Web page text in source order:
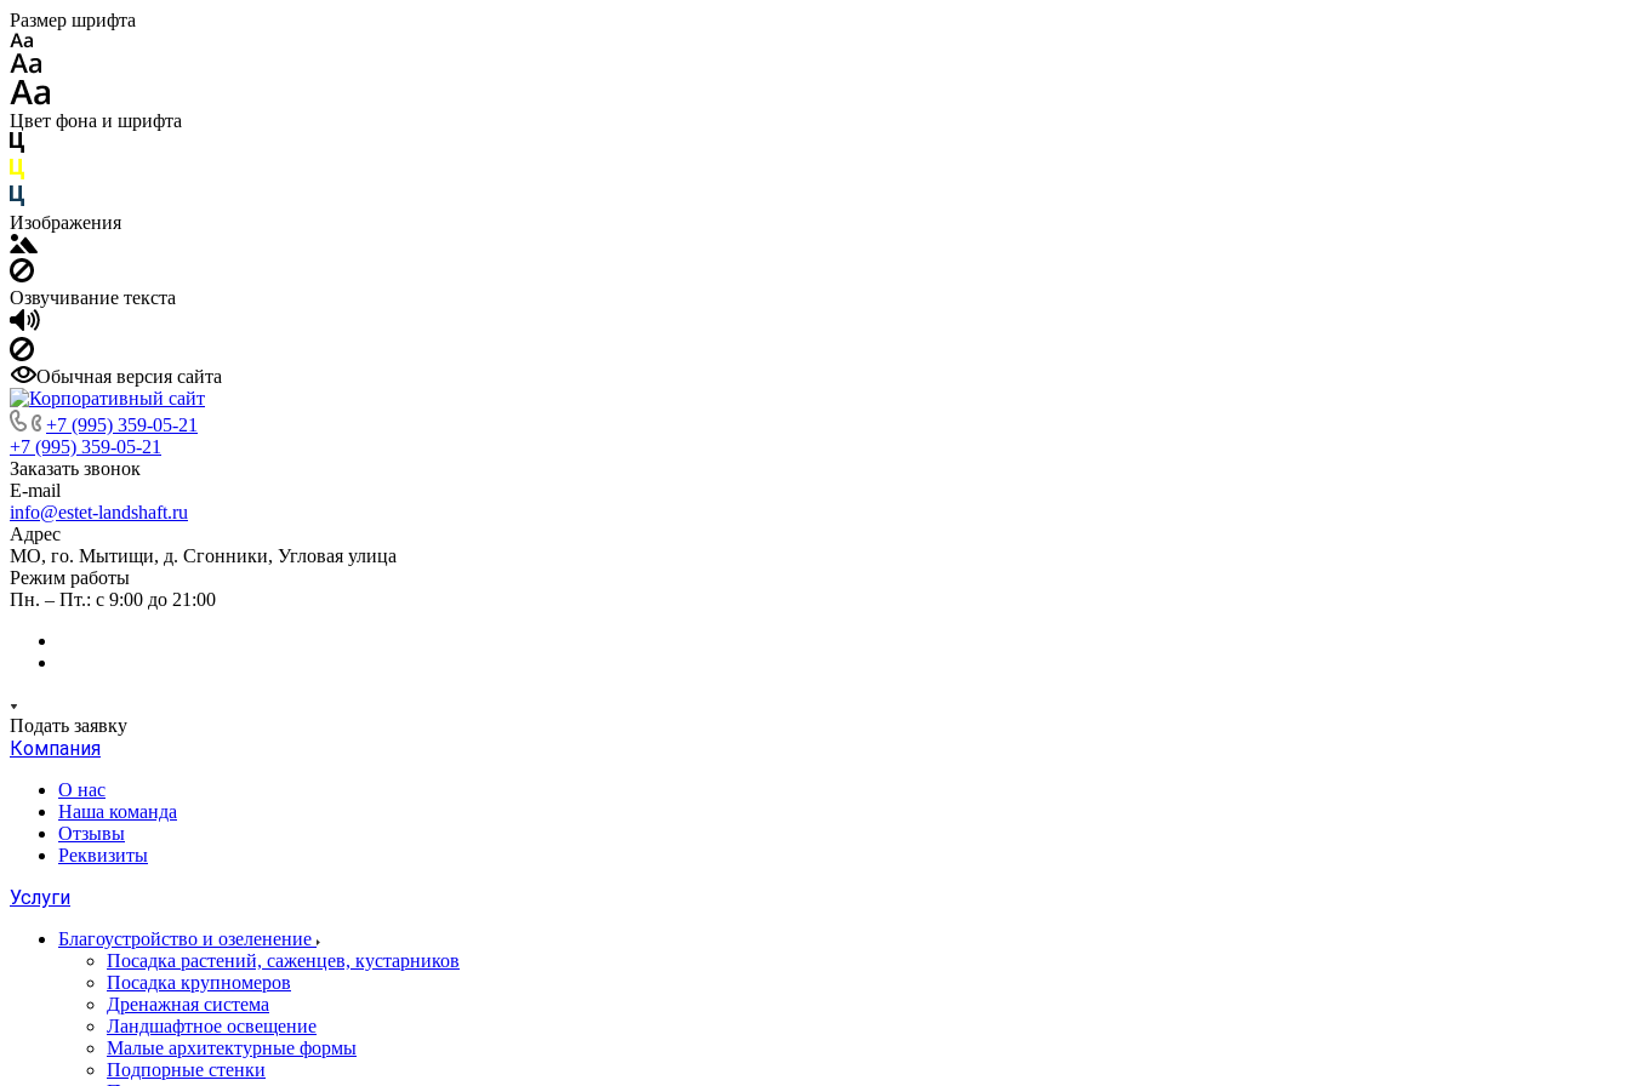
Размер шрифта
Цвет фона и шрифта
Изображения
Озвучивание текста
Обычная версия сайта
+7 (995) 359-05-21
+7 (995) 359-05-21
Заказать звонок
E-mail
info@estet-landshaft.ru
Адрес
МО, го. Мытищи, д. Сгонники, Угловая улица
Режим работы
Пн. – Пт.: с 9:00 до 21:00
Подать заявку
Компания
О нас
Наша команда
Отзывы
Реквизиты
Услуги
Благоустройство и озеленение
Посадка растений, саженцев, кустарников
Посадка крупномеров
Дренажная система
Ландшафтное освещение
Малые архитектурные формы
Подпорные стенки